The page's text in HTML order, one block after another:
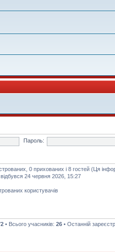
Пароль:
0 прихованих і 8 гостей (Ця
відбувся 24 червня 2026, 15:27
користувачів
• Всього учасників: 26 • Останній